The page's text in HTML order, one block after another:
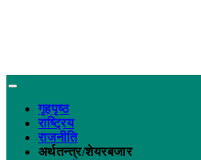
गृहपृष्ठ
राष्ट्रिय
राजनीति
अर्थतन्त्र/शेयरबजार